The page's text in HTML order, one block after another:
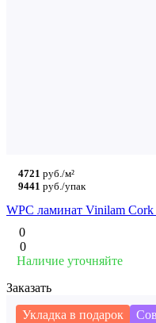
4721 руб./м²
9441 руб./упак
WPC ламинат Vinilam
0
0
Наличие уточняйте
Заказать
Укладка в подарок